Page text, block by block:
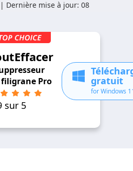
| Dernière mise à jour: 08
filigrane Pro
sur 5
gratuit
for Windows